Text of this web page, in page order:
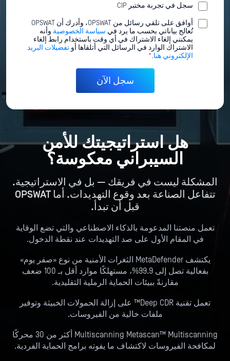
سجل في تجربة مختبر CIP
أوافق على تلقي رسائل من OPSWAT، وأدرك أن OPSWAT
تُعالج بياناتي بحسب ما يرد في سياسة الخصوصية وأنه
يمكنني إلغاء الاشتراك في أي وقت باستخدام رابط إلغاء
الاشتراك الوارد في الرسائل التي أتلقاها أو تفضيلات البريد
الإلكتروني هنا.
*
هل استراتيجيتك للأمن
السيبراني معكوسة؟
المشكلة ليست في فريقك — بل في الاستراتيجية.
تتفاعل الصناعة بعد وقوع التهديدات. أما OPSWAT
قبل أن تبدأ.
تعمل منصتنا المدعومة بالذكاء الاصطناعي والتي تضع الوقاية
في المقام الأول على صد التهديدات عند نقطة الدخول.
يكتشف MetaDefender الثغرات الأمنية من نوع «صفر يوم»
بفعالية تصل إلى 99.9%، مستهلكًا موارد أقل بـ 100 ضعف
مقارنةً ببيئات الحماية الرملية التقليدية.
تعمل تقنية Deep CDR™ على إزالة الحمولات الخبيثة وتوفير
ملفات خالية من الفيروسات.
Multiscanning Metascan™ Multiscanning أكثر من 30 محركًا
لمكافحة الفيروسات لاكتشاف ما يفوته برامج الحماية الفردية.